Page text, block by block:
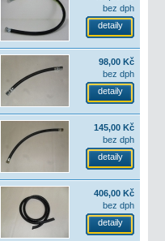
bez dph
detaily
98,00 Kč
bez dph
detaily
145,00 Kč
bez dph
detaily
406,00 Kč
bez dph
detaily